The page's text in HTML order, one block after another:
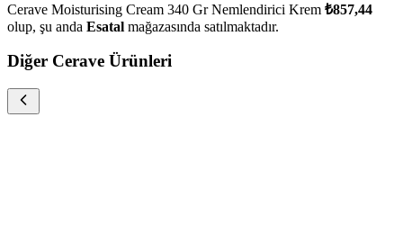
Cerave Moisturising Cream 340 Gr Nemlendirici Krem ₺857,44
olup, şu anda Esatal mağazasında satılmaktadır.
Diğer Cerave Ürünleri